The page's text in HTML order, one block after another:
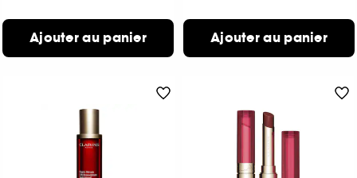
Ajouter au panier Ajouter au panier